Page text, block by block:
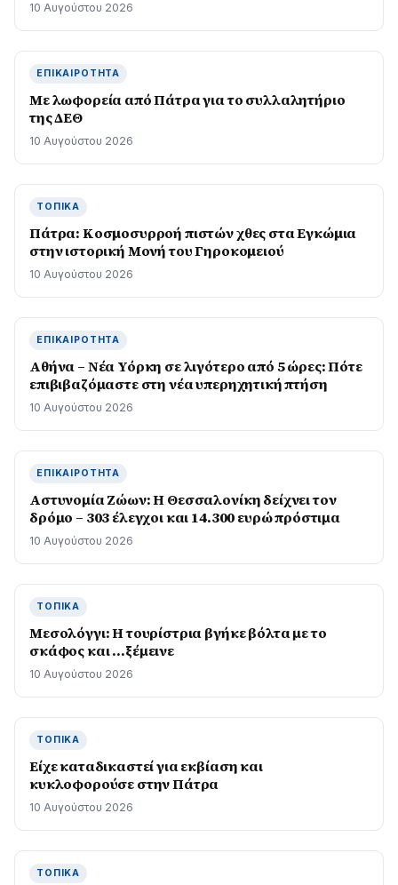
10 Αυγούστου 2026
ΕΠΙΚΑΙΡΌΤΗΤΑ
Με λωφορεία από Πάτρα για το συλλαλητήριο
της ΔΕΘ
10 Αυγούστου 2026
ΤΟΠΙΚΆ
Πάτρα: Κοσµοσυρροή πιστών χθες στα Εγκώµια
στην ιστορική Μονή του Γηροκοµειού
10 Αυγούστου 2026
ΕΠΙΚΑΙΡΌΤΗΤΑ
Αθήνα – Νέα Υόρκη σε λιγότερο από 5 ώρες: Πότε
επιβιβαζόμαστε στη νέα υπερηχητική πτήση
10 Αυγούστου 2026
ΕΠΙΚΑΙΡΌΤΗΤΑ
Αστυνομία Ζώων: Η Θεσσαλονίκη δείχνει τον
δρόμο – 303 έλεγχοι και 14.300 ευρώ πρόστιμα
10 Αυγούστου 2026
ΤΟΠΙΚΆ
Μεσολόγγι: Η τουρίστρια βγήκε βόλτα με το
σκάφος και …ξέμεινε
10 Αυγούστου 2026
ΤΟΠΙΚΆ
Είχε καταδικαστεί για εκβίαση και
κυκλοφορούσε στην Πάτρα
10 Αυγούστου 2026
ΤΟΠΙΚΆ